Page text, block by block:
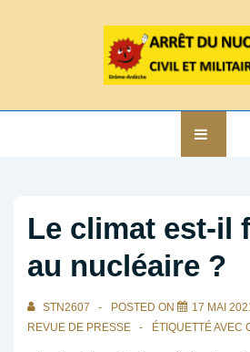
Navigation
Le climat est-il
au nucléaire ?
STN2607 POSTED ON 17 MAI
REVUE DE PRESSE
ÉTIQUETTÉ AVEC